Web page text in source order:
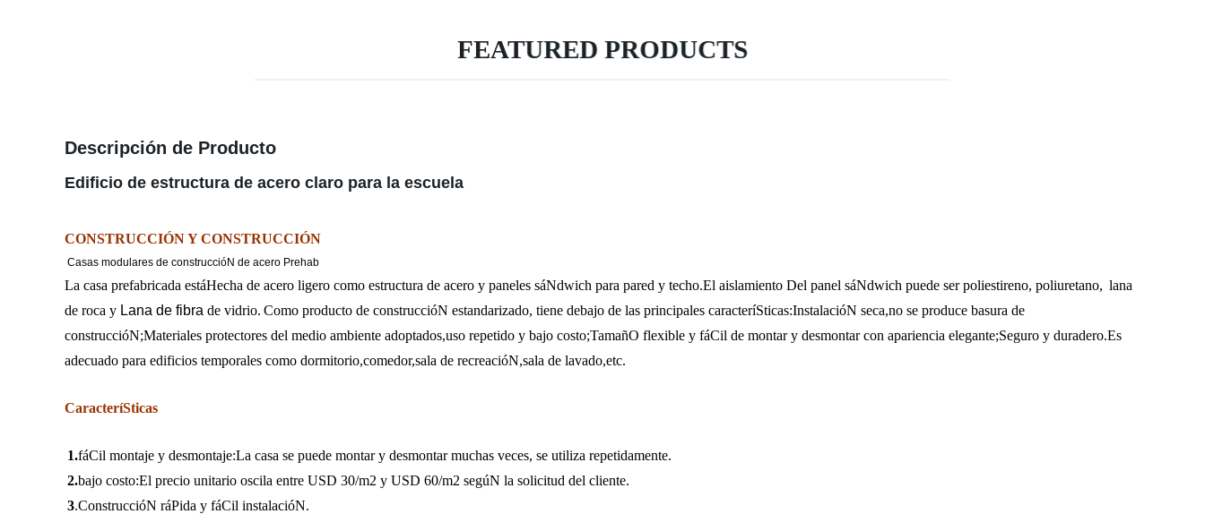
FEATURED PRODUCTS
Descripción de Producto
Edificio de estructura de acero claro para la escuela
CONSTRUCCIÓN Y CONSTRUCCIÓN
Casas modulares de construccióN de acero Prehab
La casa prefabricada estáHecha de acero ligero como estructura de acero y paneles sáNdwich para pared y techo.El aislamiento Del panel sáNdwich puede ser poliestireno, poliuretano, lana
de roca y Lana de fibra de vidrio. Como producto de construccióN estandarizado, tiene debajo de las principales caracteríSticas:InstalacióN seca,no se produce basura de
construccióN;Materiales protectores del medio ambiente adoptados,uso repetido y bajo costo;TamañO flexible y fáCil de montar y desmontar con apariencia elegante;Seguro y duradero.Es
adecuado para edificios temporales como dormitorio,comedor,sala de recreacióN,sala de lavado,etc.
CaracteríSticas
1.fáCil montaje y desmontaje:La casa se puede montar y desmontar muchas veces, se utiliza repetidamente.
2.bajo costo:El precio unitario oscila entre USD 30/m2 y USD 60/m2 segúN la solicitud del cliente.
3.ConstruccióN ráPida y fáCil instalacióN.